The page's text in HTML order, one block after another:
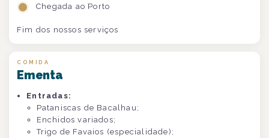
Chegada ao Porto
Fim dos nossos serviços
COMIDA
Ementa
Entradas:
Pataniscas de Bacalhau;
Enchidos variados;
Trigo de Favaios (especialidade);